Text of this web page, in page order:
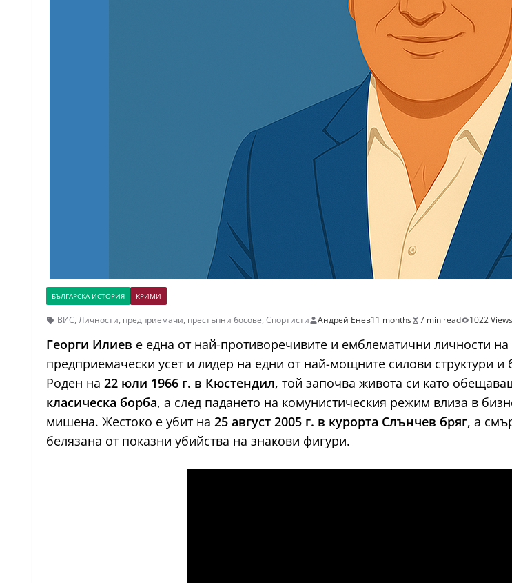
БЪЛГАРСКА ИСТОРИЯ КРИМИ
ВИС, Личности, предприемачи, престъпни босове, Спортисти Андрей Енев11 months 7 min read 1022 Views
Георги Илиев е една от най-противоречивите и емблематични личности
предприемачески усет и лидер на едни от най-мощните силови структури
Роден на 22 юли 1966 г. в Кюстендил, той започва живота си като
класическа борба, а след падането на комунистическия режим влиза в
мишена. Жестоко е убит на 25 август 2005 г. в курорта Слънчев бряг, а
белязана от показни убийства на знакови фигури.